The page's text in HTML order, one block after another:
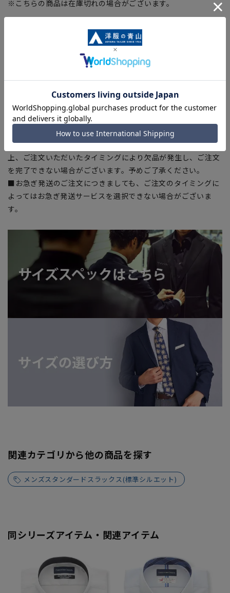
※こちらの商品は在庫切れの場合がございます。
【商品に関するご注意】
■商品画像はサンプルのため、色味やサイズ等の仕様に変更が
ある場合がございますので、予めご了承ください。
■サイズスペックは仕上がりサイズを記載しております。
■ブラウザやお使いのモニター環境、また撮影時の室内外の光
加減により、実際の商品と掲載画像の色味が異なる場合がござ
います。
■生地や仕様・デザインにより、着用感や実際のサイズ表に若
干の誤差が生じる場合がございます。予めご了承ください。
■店舗や各モールサイトと商品在庫を共有しております関係
上、ご注文いただいたタイミングにより欠品が発生し、ご注文
を完了できない場合がございます。予めご了承ください。
■お急ぎ発送のご注文につきましても、ご注文のタイミングに
よってはお急ぎ発送サービスを選択できない場合がございま
す。
関連カテゴリから他の商品を探す
メンズスタンダードスラックス(標準シルエット)
同シリーズアイテム・関連アイテム